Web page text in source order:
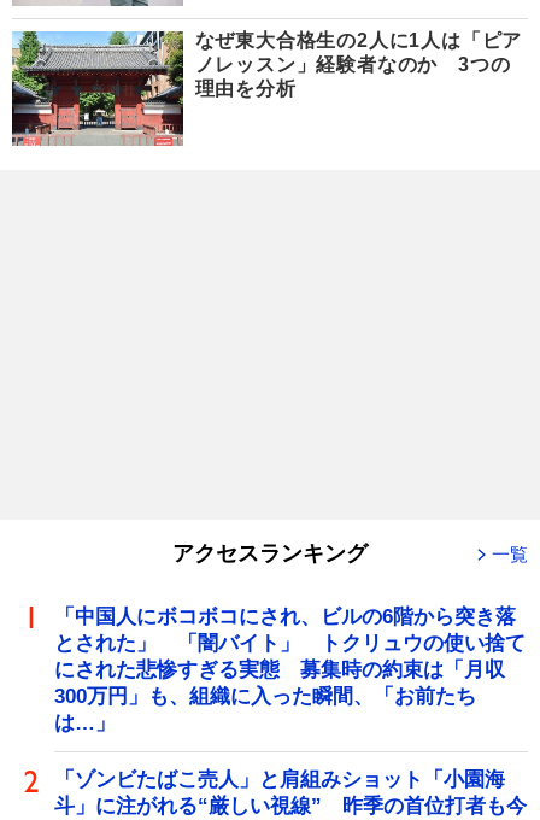
なぜ東大合格生の2人に1人は「ピア
ノレッスン」経験者なのか 3つの
理由を分析
アクセスランキング 一覧
「中国人にボコボコにされ、ビルの6階から突き落
とされた」 「闇バイト」 トクリュウの使い捨て
にされた悲惨すぎる実態 募集時の約束は「月収
300万円」も、組織に入った瞬間、「お前たち
は…」
「ゾンビたばこ売人」と肩組みショット「小園海
斗」に注がれる“厳しい視線” 昨季の首位打者も今